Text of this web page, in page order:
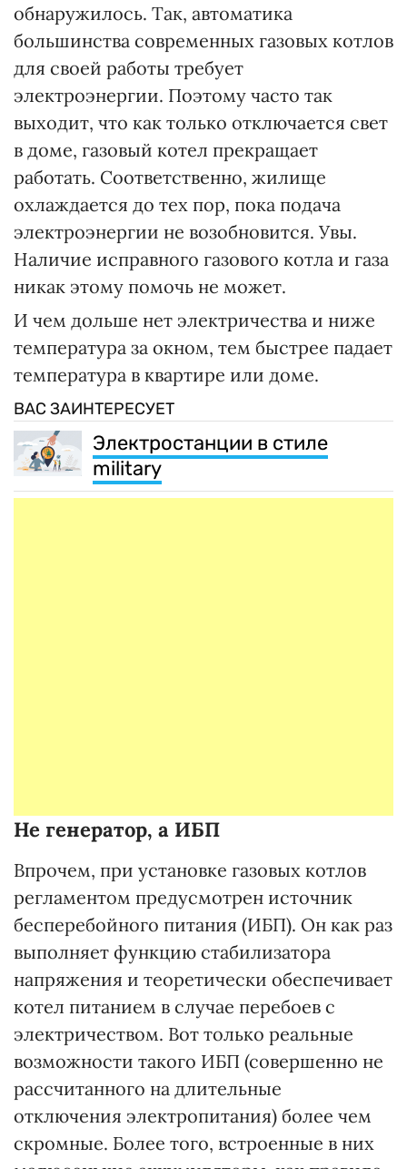
обнаружилось. Так, автоматика
большинства современных газовых котлов
для своей работы требует
электроэнергии. Поэтому часто так
выходит, что как только отключается свет
в доме, газовый котел прекращает
работать. Соответственно, жилище
охлаждается до тех пор, пока подача
электроэнергии не возобновится. Увы.
Наличие исправного газового котла и газа
никак этому помочь не может.
И чем дольше нет электричества и ниже
температура за окном, тем быстрее падает
температура в квартире или доме.
ВАС ЗАИНТЕРЕСУЕТ
Электростанции в стиле
military
Не генератор, а ИБП
Впрочем, при установке газовых котлов
регламентом предусмотрен источник
бесперебойного питания (ИБП). Он как раз
выполняет функцию стабилизатора
напряжения и теоретически обеспечивает
котел питанием в случае перебоев с
электричеством. Вот только реальные
возможности такого ИБП (совершенно не
рассчитанного на длительные
отключения электропитания) более чем
скромные. Более того, встроенные в них